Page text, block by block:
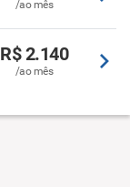
/ao mês
R$ 2.140
/ao mês